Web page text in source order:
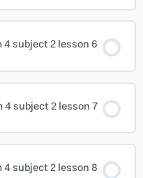
4 subject 2 lesson 6
4 subject 2 lesson 7
4 subject 2 lesson 8